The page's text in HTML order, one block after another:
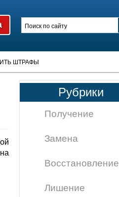
ШТРАФЫ
Рубрики
Получение
Замена
Восстановление
Лишение